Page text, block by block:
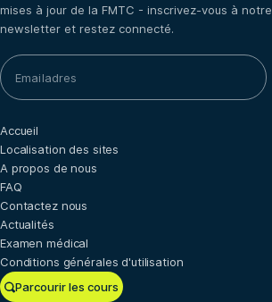
mises à jour de la FMTC - inscrivez-vous à notre
newsletter et restez connecté.
Parcourir les cours
Accueil
Localisation des sites
A propos de nous
FAQ
Contactez nous
Actualités
Examen médical
Conditions générales d'utilisation